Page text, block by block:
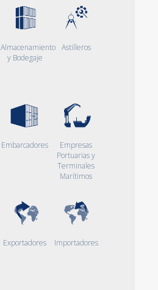
Almacenamiento
y Bodegaje
Astilleros
Embarcadores
Empresas
Portuarias y
Terminales
Marítimos
Exportadores Importadores